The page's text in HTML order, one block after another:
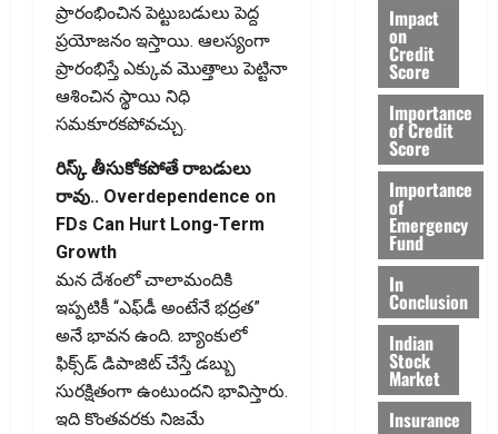
ప్రారంభించిన పెట్టుబడులు పెద్ద
ప్రయోజనం ఇస్తాయి. ఆలస్యంగా
ప్రారంభిస్తే ఎక్కువ మొత్తాలు పెట్టినా
ఆశించిన స్థాయి నిధి
సమకూరకపోవచ్చు.
రిస్క్‌ తీసుకోకపోతే రాబడులు
రావు.. Overdependence on
FDs Can Hurt Long-Term
Growth
మన దేశంలో చాలామందికి
ఇప్పటికీ “ఎఫ్‌డీ అంటేనే భద్రత”
అనే భావన ఉంది. బ్యాంకులో
ఫిక్స్‌డ్‌ డిపాజిట్‌ చేస్తే డబ్బు
సురక్షితంగా ఉంటుందని భావిస్తారు.
ఇది కొంతవరకు నిజమే
Impact
on
Credit
Score
Importance
of Credit
Score
Importance
of
Emergency
Fund
In
Conclusion
Indian
Stock
Market
Insurance